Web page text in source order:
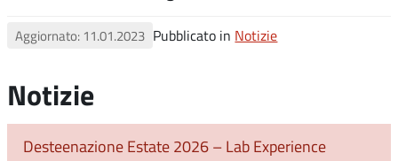
Aggiornato: 11.01.2023 Pubblicato in Notizie
Notizie
Desteenazione Estate 2026 – Lab Experience